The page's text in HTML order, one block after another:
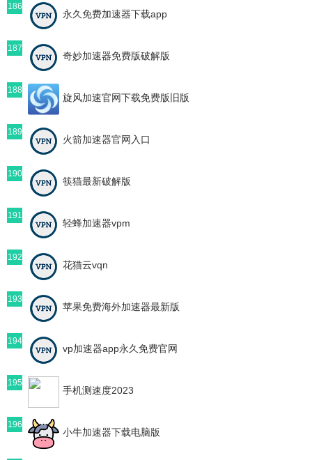
186
永久免费加速器下载app
187
奇妙加速器免费版破解版
188
旋风加速官网下载免费版旧版
189
火箭加速器官网入口
190
筷猫最新破解版
191
轻蜂加速器vpm
192
花猫云vqn
193
苹果免费海外加速器最新版
194
vp加速器app永久免费官网
195
手机测速度2023
196
小牛加速器下载电脑版